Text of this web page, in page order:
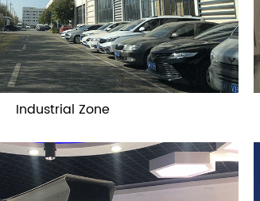
Industrial Zone